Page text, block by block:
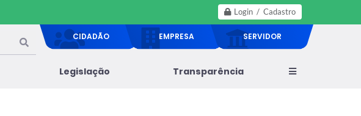
Login / Cadastro
CIDADÃO EMPRESA SERVIDOR
Legislação Transparência